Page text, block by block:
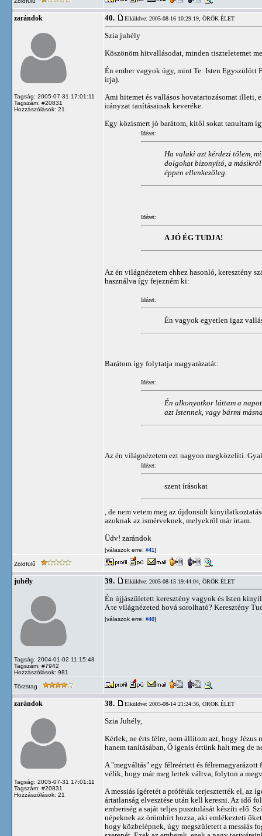
zarándok
Tagság: 2005-07-31 17:01:11
Tagszám: #20831
Hozzászólások: 21
40. Elküldve: 2005-08-16 10:29:19, ÖRÖK ÉLET
Szia juhély
Köszönöm hitvallásodat, minden tiszteletemet
Én ember vagyok úgy, mint Te: Isten Egyszülött
írja).
Ami hitemet és vallásos hovatartozásomat illeti,
irányzat tanításainak keveréke.
Egy közismert jó barátom, kitől sokat tanultam
Idézet:
Ha valaki azt kérdezi tőlem,
dolgokat bizonyító, a másikról
éppen ellenkezőleg.
Idézet:
A JÓ ÉG TUDJA!
Az én világnézetem ehhez hasonló, keresztény
használva így fejezném ki:
Idézet:
Én vagyok egyetlen igaz
Barátom így folytatja magyarázatát:
Idézet:
Én alkonyatkor láttam a
azt Istennek, vagy bármi
Az én világnézetem ezt nagyon megközelíti.
Idézet:
szent írásokat
, de nem vetem meg az újdonsült
azoknak az ismérveknek, melyekről már írtam.
Üdv! zarándok
[válaszok erre: #41]
Zöldfülű
juhély
Tagság: 2004-01-02 11:15:48
Tagszám: #7942
Hozzászólások: 981
39. Elküldve: 2005-08-15 19:44:04, ÖRÖK ÉLET
Én újjászületett keresztény vagyok és Isten
A te világnézeted hová sorolható? Keresztény
[válaszok erre: #40]
Törzstag
zarándok
Tagság: 2005-07-31 17:01:11
Tagszám: #20831
Hozzászólások: 21
38. Elküldve: 2005-08-14 21:24:36, ÖRÖK ÉLET
Szia Juhély,
Kérlek, ne érts félre, nem állítom azt, hogy Jézus
hanem tanításában, Ő igenis értünk halt meg de
A "megváltás" egy félreértett és
vélik, hogy már meg lettek váltva, folyton a
A messiás ígéretét a próféták terjesztették el, az
ártatlanság elvesztése után kell keresni. Az idő
emberiség a saját teljes pusztulását készíti elő.
népeknek az örömhírt hozza, aki emlékezteti
hogy közbelépnek, úgy megszületett a messiás